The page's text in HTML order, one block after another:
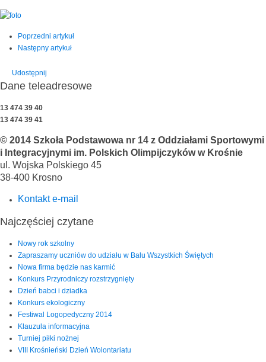
Poprzedni artykuł
Następny artykuł
Udostępnij
Dane teleadresowe
13 474 39 40
13 474 39 41
© 2014 Szkoła Podstawowa nr 14 z Oddziałami Sportowymi
i Integracyjnymi im. Polskich Olimpijczyków w Krośnie
ul. Wojska Polskiego 45
38-400 Krosno
Kontakt e-mail
Najczęściej czytane
Nowy rok szkolny
Zapraszamy uczniów do udziału w Balu Wszystkich Świętych
Nowa firma będzie nas karmić
Konkurs Przyrodniczy rozstrzygnięty
Dzień babci i dziadka
Konkurs ekologiczny
Festiwal Logopedyczny 2014
Klauzula informacyjna
Turniej piłki nożnej
VIII Krośnieński Dzień Wolontariatu